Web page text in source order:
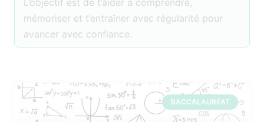
L’objectif est de t’aider à comprendre,
mémoriser et t’entraîner avec régularité pour
avancer avec confiance.
BACCALAURÉAT